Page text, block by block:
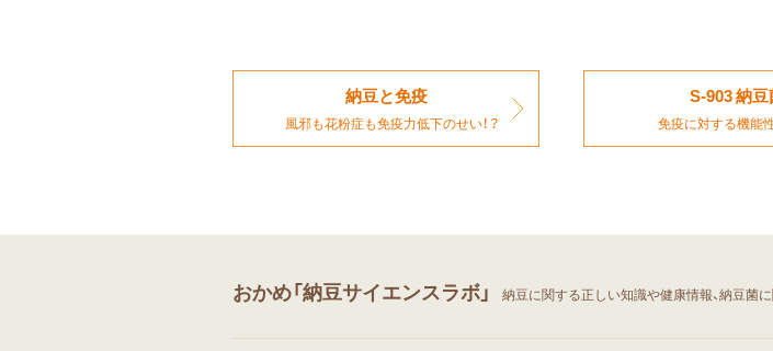
納豆と免疫
風邪も花粉症も免疫力低下のせい！？
S-903 納豆
免疫に対する機能
おかめ「納豆サイエンスラボ」 納豆に関する正しい知識や健康情報、納豆菌